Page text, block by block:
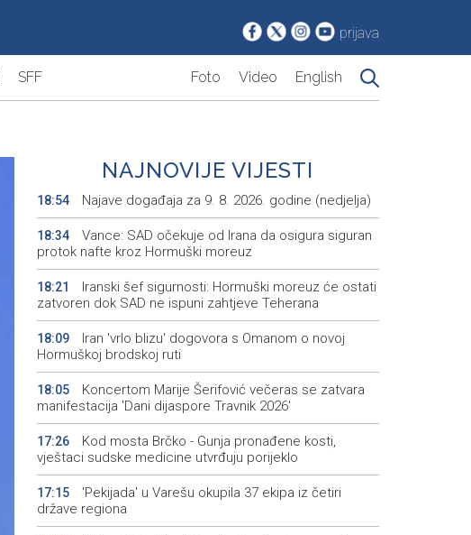
prijava
SFF Foto Video English
NAJNOVIJE VIJESTI
18:54 Najave događaja za 9. 8. 2026. godine (nedjelja)
18:34
Vance: SAD očekuje od Irana da osigura siguran
protok nafte kroz Hormuški moreuz
18:21
Iranski šef sigurnosti: Hormuški moreuz će ostati
zatvoren dok SAD ne ispuni zahtjeve Teherana
18:09
Iran 'vrlo blizu' dogovora s Omanom o novoj
Hormuškoj brodskoj ruti
18:05
Koncertom Marije Šerifović večeras se zatvara
manifestacija 'Dani dijaspore Travnik 2026'
17:26
Kod mosta Brčko - Gunja pronađene kosti,
vještaci sudske medicine utvrđuju porijeklo
17:15
'Pekijada' u Varešu okupila 37 ekipa iz četiri
države regiona